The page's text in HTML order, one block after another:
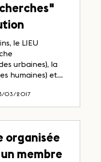
le LIEU
urbaines), la
humaines) et...
03/2017
organisée
membre